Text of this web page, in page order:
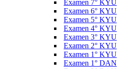
Examen 7° KYU
Examen 6° KYU
Examen 5° KYU
Examen 4° KYU
Examen 3° KYU
Examen 2° KYU
Examen 1° KYU
Examen 1° DAN